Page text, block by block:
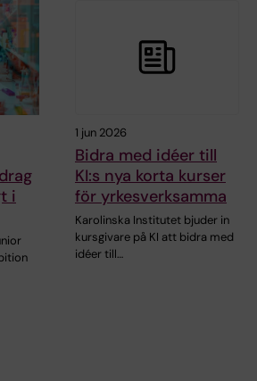
i
1 jun 2026
Bidra med idéer till
KI:s nya korta kurser
för yrkesverksamma
Karolinska Institutet bjuder in
kursgivare på KI att bidra med
idéer till…